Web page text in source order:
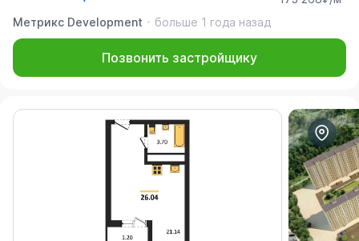
Метрикс Development
больше 1 года назад
Позвонить застройщику